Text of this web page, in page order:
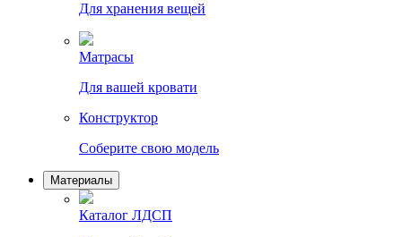
Для хранения вещей
Матрасы
Для вашей кровати
Конструктор
Соберите свою модель
Материалы
Каталог ЛДСП